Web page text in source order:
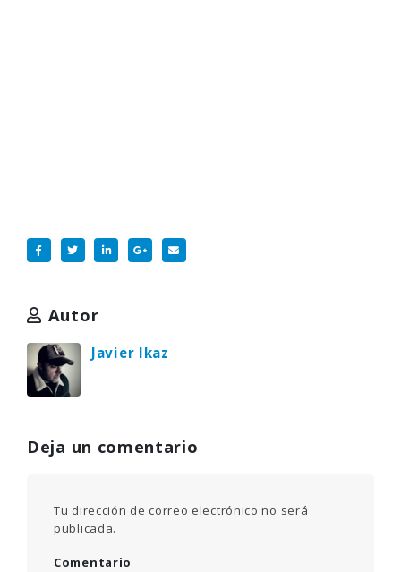
Autor
Javier Ikaz
Deja un comentario
Tu dirección de correo electrónico no será
publicada.
Comentario